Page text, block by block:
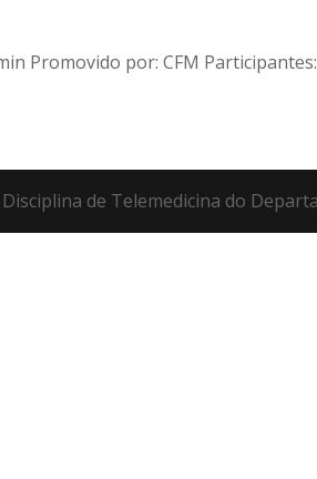
Promovido por: CFM
de Telemedicina do